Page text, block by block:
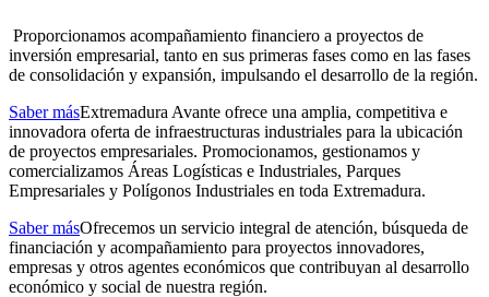
Proporcionamos acompañamiento financiero a proyectos de
inversión empresarial, tanto en sus primeras fases como en las fases
de consolidación y expansión, impulsando el desarrollo de la región.
Saber másExtremadura Avante ofrece una amplia, competitiva e
innovadora oferta de infraestructuras industriales para la ubicación
de proyectos empresariales. Promocionamos, gestionamos y
comercializamos Áreas Logísticas e Industriales, Parques
Empresariales y Polígonos Industriales en toda Extremadura.
Saber másOfrecemos un servicio integral de atención, búsqueda de
financiación y acompañamiento para proyectos innovadores,
empresas y otros agentes económicos que contribuyan al desarrollo
económico y social de nuestra región.